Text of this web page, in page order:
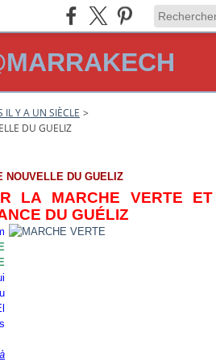
IL Y A UN SIÈCLE >
DU GUELIZ
NOUVELLE DU GUELIZ
LA MARCHE VERTE ET
DU GUÉLIZ